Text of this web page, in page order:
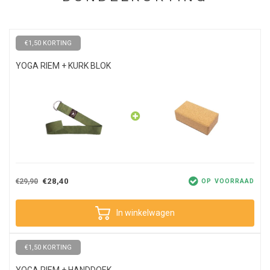
€1,50 KORTING
YOGA RIEM + KURK BLOK
€29,90 €28,40 OP VOORRAAD
In winkelwagen
€1,50 KORTING